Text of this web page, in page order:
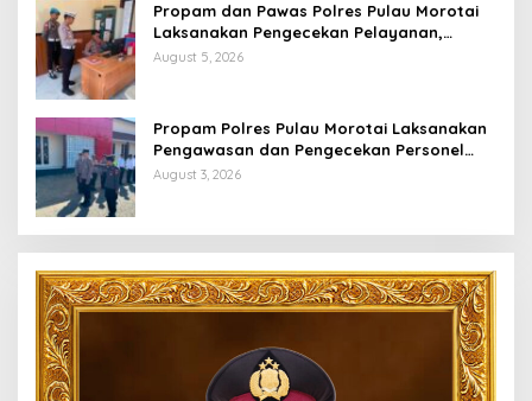
Propam dan Pawas Polres Pulau Morotai
Laksanakan Pengecekan Pelayanan,
Pastikan Masyarakat Mendapat
August 5, 2026
Propam Polres Pulau Morotai Laksanakan
Pengawasan dan Pengecekan Personel
Saat Apel Serah Terima Piket Fungsi
August 3, 2026